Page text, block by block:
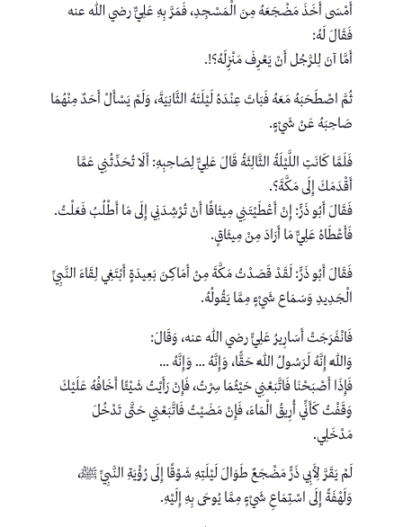
أَمْسَى أَخَذَ مَضْجَعَهُ مِنَ الْمَسْجِدِ، فَمَرَّ بِهِ عَلِيٌّ رضي الله عنه
فَقَالَ لَهُ:
أَمَّا آنَ لِلرَّجُل أَنْ يَعْرِفَ مَنْزِلَهُ؟!.
ثُمَّ اصْطَحَبَهُ مَعَهُ فَبَاتَ عِنْدَهُ لَيْلَتَهُ الثَّانِيَةَ، وَلَمْ يَسْأَلْ أَحَدٌ مِنْهُمَا
صَاحِبَهُ عَنْ شَيْءٍ.
فَلَمَّا كَانَتِ اللَّيْلَةُ الثَّالِثَةُ قَالَ عَلِيٌّ لِصَاحِبِهِ: أَلَا تُحَدِّثُنِي عَمَّا
أَقْدَمَكَ إِلَى مَكَّةَ؟.
فَقَالَ أَبُو ذَرٍّ: إِنْ أَعْطَيْتَنِي مِيثَاقًا أَنْ تُرْشِدَنِي إِلَى مَا أَطْلُبُ فَعَلْتُ.
فَأَعْطَاهُ عَلِيٌّ مَا أَرَادَ مِنْ مِيثَاقٍ.
فَقَالَ أَبُو ذَرٍّ: لَقَدْ قَصَدْتُ مَكَّةَ مِنْ أَمَاكِنَ بَعِيدَةٍ أَبْتَغِي لِقَاءَ النَّبِيِّ
الْجَدِيدِ وَسَمَاع شَيْءٍ مِمَّا يَقُولُهُ.
فَانْفَرَجَتْ أَسَارِيرُ عَلِيٍّ رضي الله عنه، وَقَالَ:
وَاللَّهِ إِنَّهُ لَرَسُولُ اللَّهِ حَقًّا، وَإِنَّهُ … وَإِنَّهُ …
فَإِذَا أَصْبَحْنَا فَاتَّبَعْنِي حَيْثُمَا سِرْتُ، فَإِنْ رَأَيْتُ شَيْئًا أَخَافُهُ عَلَيْكَ
وَقَفْتُ كَأَنِّي أُرِيقُ الْمَاءَ، فَإِنْ مَضَيْتُ فَاتَّبَعْنِي حَتَّى تَدْخُلَ
مَدْخَلِي.
لَمْ يَقَرَّ لِأَبِي ذَرٍّ مَضْجَعٌ طَوَالَ لَيْلَتِهِ شَوْقًا إِلَى رُؤْيَةِ النَّبِيِّ ﷺ،
وَلَهْفَةً إِلَى اسْتِمَاعِ شَيْءٍ مِمَّا يُوحَى بِهِ إِلَيْهِ.